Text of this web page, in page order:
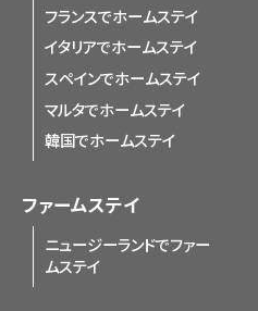
フランスでホームステイ
イタリアでホームステイ
スペインでホームステイ
マルタでホームステイ
韓国でホームステイ
ファームステイ
ニュージーランドでファー
ムステイ